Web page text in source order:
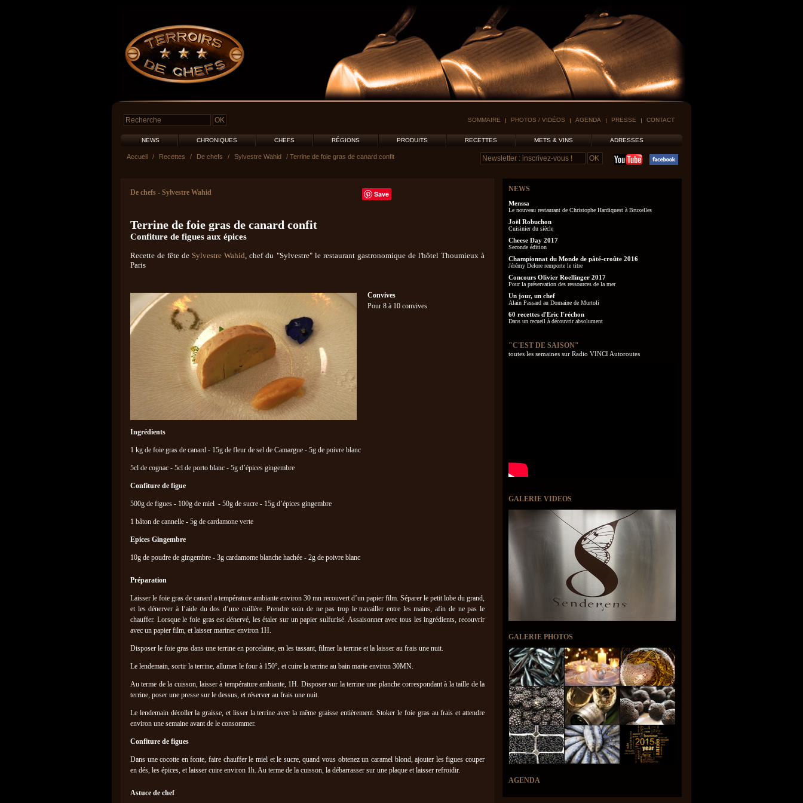
SOMMAIRE PHOTOS / VIDÉOS AGENDA PRESSE CONTACT
NEWS CHRONIQUES CHEFS RÉGIONS PRODUITS RECETTES METS & VINS ADRESSES
Accueil / Recettes / De chefs / Sylvestre Wahid / Terrine de foie gras de canard confit
Save
De chefs - Sylvestre Wahid
Terrine de foie gras de canard confit
Confiture de figues aux épices
Recette de fête de Sylvestre Wahid, chef du "Sylvestre" le restaurant gastronomique de l'hôtel Thoumieux à
Paris
Convives
Pour 8 à 10 convives
Ingrédients
1 kg de foie gras de canard - 15g de fleur de sel de Camargue - 5g de poivre blanc
5cl de cognac - 5cl de porto blanc - 5g d’épices gingembre
Confiture de figue
500g de figues - 100g de miel - 50g de sucre - 15g d’épices gingembre
1 bâton de cannelle - 5g de cardamone verte
Epices Gingembre
10g de poudre de gingembre - 3g cardamome blanche hachée - 2g de poivre blanc
Préparation
Laisser le foie gras de canard a température ambiante environ 30 mn recouvert d’un papier film. Séparer le petit lobe du grand,
et les dénerver à l’aide du dos d’une cuillère. Prendre soin de ne pas trop le travailler entre les mains, afin de ne pas le
chauffer. Lorsque le foie gras est dénervé, les étaler sur un papier sulfurisé. Assaisonner avec tous les ingrédients, recouvrir
avec un papier film, et laisser mariner environ 1H.
Disposer le foie gras dans une terrine en porcelaine, en les tassant, filmer la terrine et la laisser au frais une nuit.
Le lendemain, sortir la terrine, allumer le four à 150°, et cuire la terrine au bain marie environ 30MN.
Au terme de la cuisson, laisser à température ambiante, 1H. Disposer sur la terrine une planche correspondant à la taille de la
terrine, poser une presse sur le dessus, et réserver au frais une nuit.
Le lendemain décoller la graisse, et lisser la terrine avec la même graisse entièrement. Stoker le foie gras au frais et attendre
environ une semaine avant de le consommer.
Confiture de figues
Dans une cocotte en fonte, faire chauffer le miel et le sucre, quand vous obtenez un caramel blond, ajouter les figues couper
en dés, les épices, et laisser cuire environ 1h. Au terme de la cuisson, la débarrasser sur une plaque et laisser refroidir.
Astuce de chef
NEWS
Menssa
Le nouveau restaurant de Christophe Hardiquest à Bruxelles
Joël Robuchon
Cuisinier du siècle
Cheese Day 2017
Seconde édition
Championnat du Monde de pâté-croûte 2016
Jérémy Delore remporte le titre
Concours Olivier Roellinger 2017
Pour la préservation des ressources de la mer
Un jour, un chef
Alain Passard au Domaine de Murtoli
60 recettes d'Eric Fréchon
Dans un recueil à découvrir absolument
"C'EST DE SAISON"
toutes les semaines sur Radio VINCI Autoroutes
GALERIE VIDEOS
GALERIE PHOTOS
AGENDA